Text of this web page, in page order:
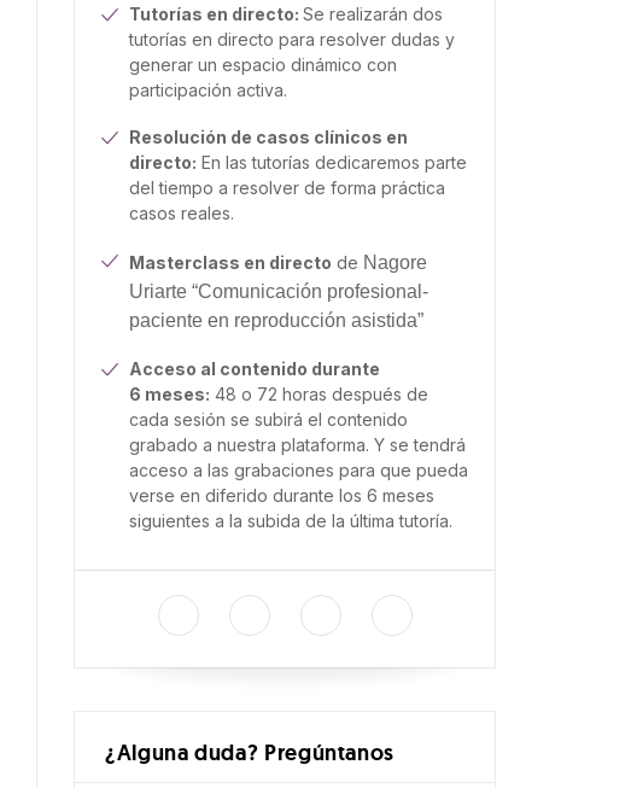
Tutorías en directo: Se realizarán dos
tutorías en directo para resolver dudas y
generar un espacio dinámico con
participación activa.
Resolución de casos clínicos en
directo: En las tutorías dedicaremos parte
del tiempo a resolver de forma práctica
casos reales.
Masterclass en directo de Nagore
Uriarte “Comunicación profesional-
paciente en reproducción asistida”
Acceso al contenido durante
6 meses: 48 o 72 horas después de
cada sesión se subirá el contenido
grabado a nuestra plataforma. Y se tendrá
acceso a las grabaciones para que pueda
verse en diferido durante los 6 meses
siguientes a la subida de la última tutoría.
¿Alguna duda? Pregúntanos